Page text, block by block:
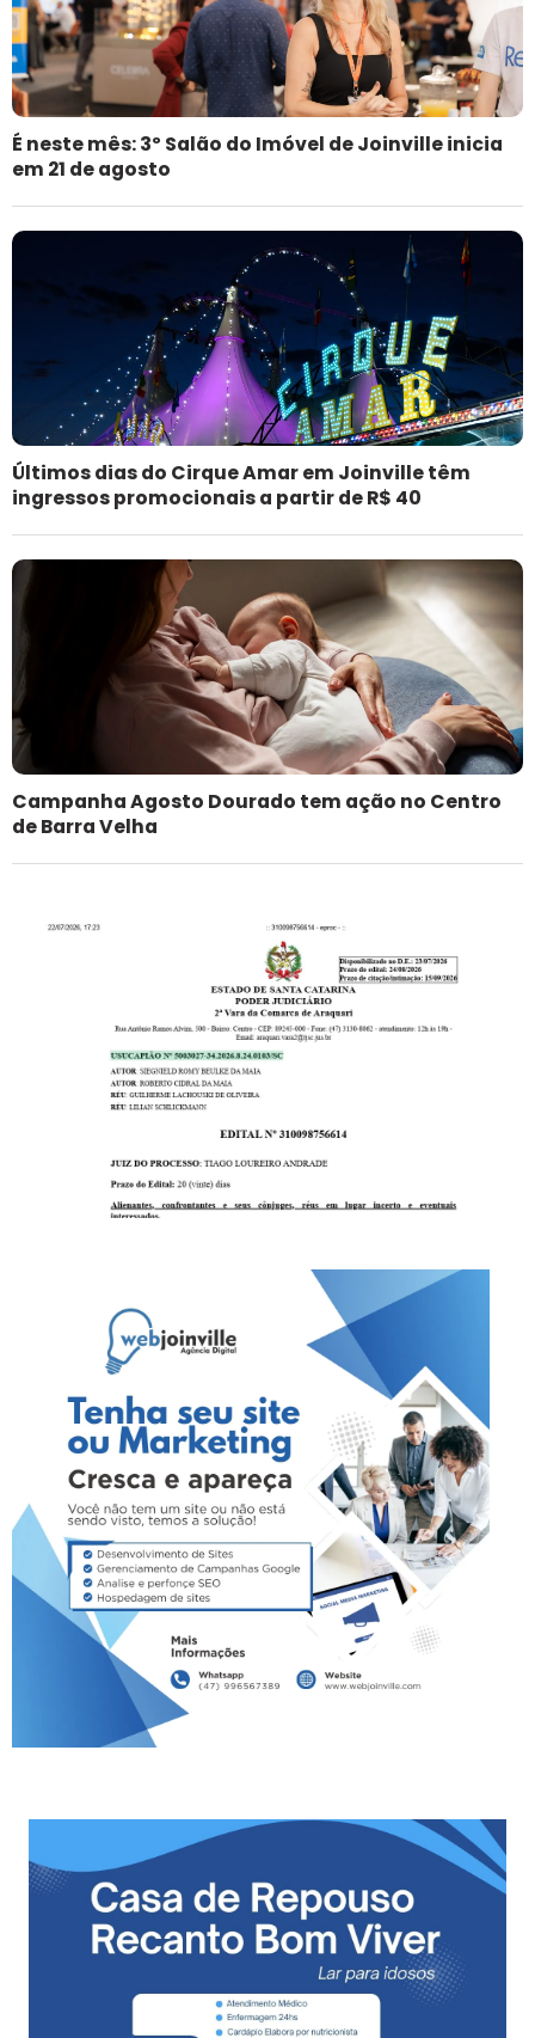
É neste mês: 3º Salão do Imóvel de Joinville inicia
em 21 de agosto
Últimos dias do Cirque Amar em Joinville têm
ingressos promocionais a partir de R$ 40
Campanha Agosto Dourado tem ação no Centro
de Barra Velha